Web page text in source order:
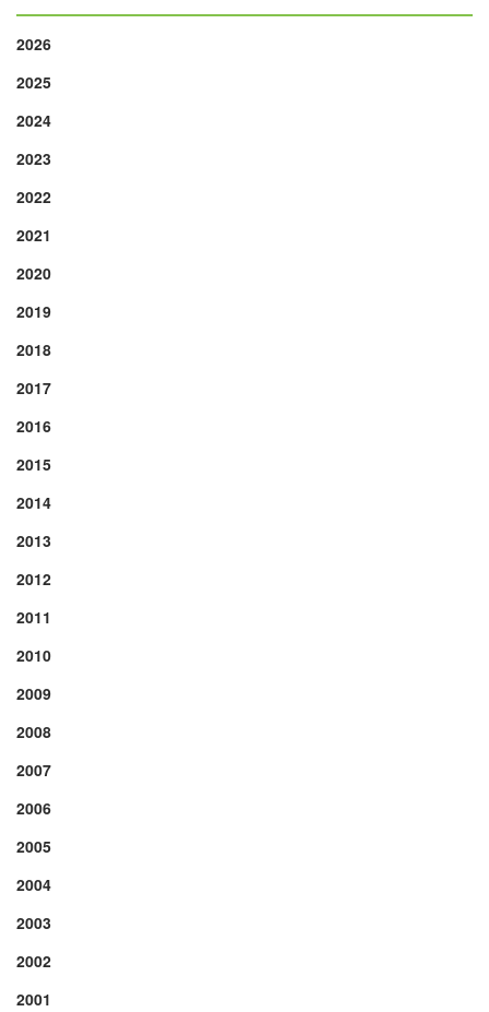
2026
2025
2024
2023
2022
2021
2020
2019
2018
2017
2016
2015
2014
2013
2012
2011
2010
2009
2008
2007
2006
2005
2004
2003
2002
2001